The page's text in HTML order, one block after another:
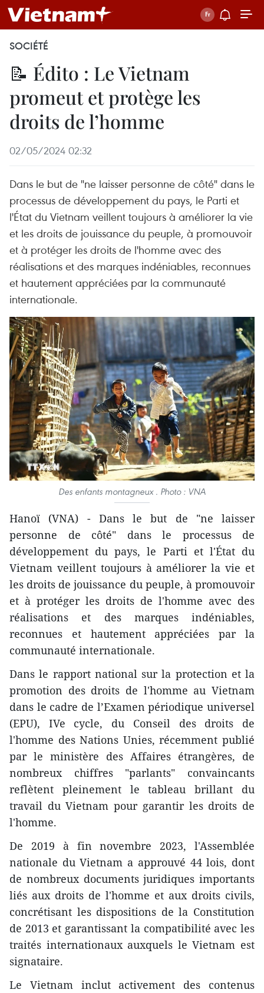
SOCIÉTÉ
📝 Édito : Le Vietnam
promeut et protège les
droits de l’homme
02/05/2024 02:32
Dans le but de "ne laisser personne de côté" dans le
processus de développement du pays, le Parti et
l'État du Vietnam veillent toujours à améliorer la vie
et les droits de jouissance du peuple, à promouvoir
et à protéger les droits de l'homme avec des
réalisations et des marques indéniables, reconnues
et hautement appréciées par la communauté
internationale.
Des enfants montagneux . Photo : VNA
Hanoï (VNA) - Dans le but de "ne laisser
personne de côté" dans le processus de
développement du pays, le Parti et l'État du
Vietnam veillent toujours à améliorer la vie et
les droits de jouissance du peuple, à promouvoir
et à protéger les droits de l'homme avec des
réalisations et des marques indéniables,
reconnues et hautement appréciées par la
communauté internationale.
Dans le rapport national sur la protection et la
promotion des droits de l'homme au Vietnam
dans le cadre de l’Examen périodique universel
(EPU), IVe cycle, du Conseil des droits de
l'homme des Nations Unies, récemment publié
par le ministère des Affaires étrangères, de
nombreux chiffres "parlants" convaincants
reflètent pleinement le tableau brillant du
travail du Vietnam pour garantir les droits de
l'homme.
De 2019 à fin novembre 2023, l'Assemblée
nationale du Vietnam a approuvé 44 lois, dont
de nombreux documents juridiques importants
liés aux droits de l'homme et aux droits civils,
concrétisant les dispositions de la Constitution
de 2013 et garantissant la compatibilité avec les
traités internationaux auxquels le Vietnam est
signataire.
Le Vietnam inclut activement des contenus